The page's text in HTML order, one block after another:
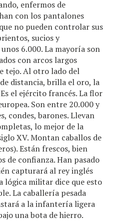
enfermos de
con los pantalones
no pueden controlar sus
sucios y
6.000. La mayoría son
con arcos largos
tejo. Al otro lado del
distancia, brilla el oro, la
el ejército francés. La flor
Son entre 20.000 y
condes, barones. Llevan
lo mejor de la
XV. Montan caballos de
Están frescos, bien
de confianza. Han pasado
capturará al rey inglés
lógica militar dice que esto
La caballería pesada
a la infantería ligera
una bota de hierro.